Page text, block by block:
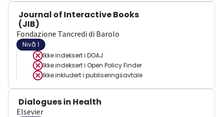
Journal of Interactive Books
(JIB)
Fondazione Tancredi di Barolo
Nivå 1
Ikke indeksert i DOAJ
Ikke indeksert i Open Policy Finder
Ikke inkludert i publiseringsavtale
Dialogues in Health
Elsevier